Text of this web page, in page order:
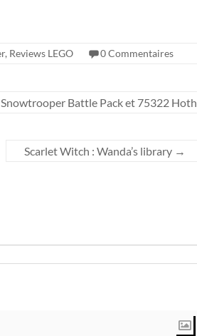
, Reviews LEGO 0 Commentaires
Battle Pack et 75322 Hoth
Scarlet Witch : Wanda’s library →